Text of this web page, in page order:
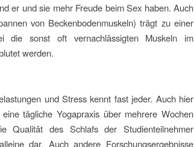
er und sie mehr Freude beim Sex haben. Auch
von Beckenbodenmuskeln) trägt zu einer
sonst oft vernachlässigten Muskeln im
werden.
Schlaf
und Stress kennt fast jeder. Auch hier
tägliche Yogapraxis über mehrere Wochen
Qualität des Schlafs der Studienteilnehmer
dar. Auch andere Forschungsergebnisse